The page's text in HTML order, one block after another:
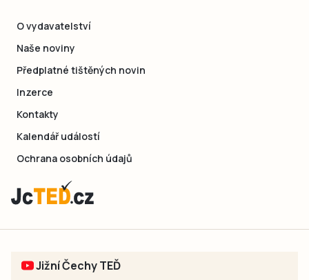
O vydavatelství
Naše noviny
Předplatné tištěných novin
Inzerce
Kontakty
Kalendář událostí
Ochrana osobních údajů
Jižní Čechy TEĎ